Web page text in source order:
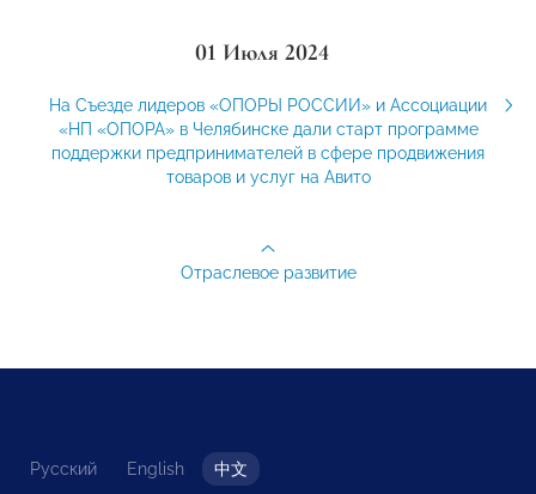
01 Июля 2024
На Съезде лидеров «ОПОРЫ РОССИИ» и Ассоциации
«НП «ОПОРА» в Челябинске дали старт программе
поддержки предпринимателей в сфере продвижения
товаров и услуг на Авито
Отраслевое развитие
Русский English 中文